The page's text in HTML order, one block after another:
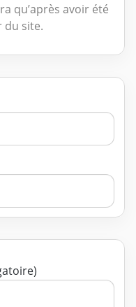
qu’après avoir été
du site.
(obligatoire)